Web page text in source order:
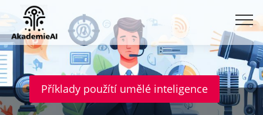
Příklady použítí umělé inteligence